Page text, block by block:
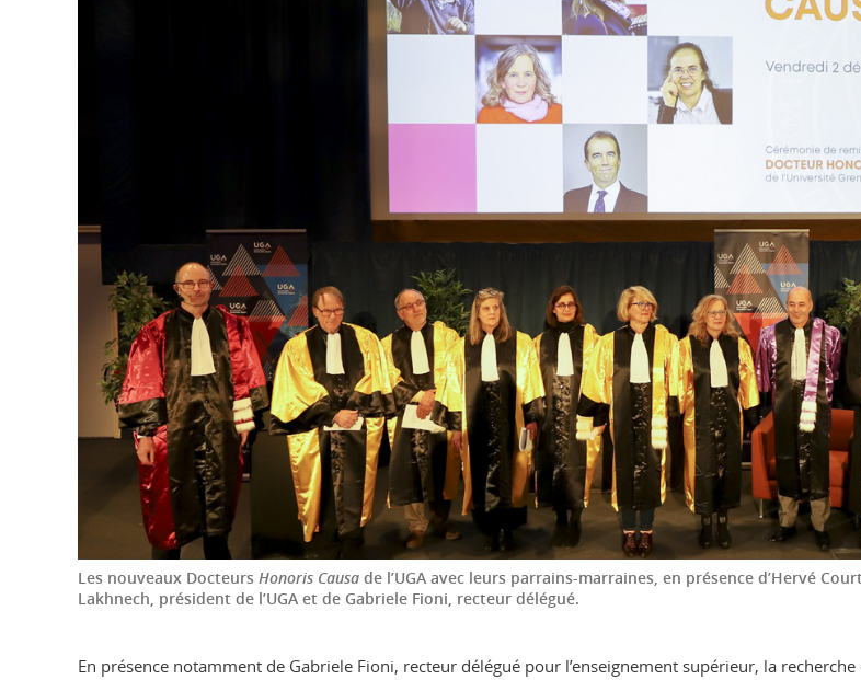
Les nouveaux Docteurs Honoris Causa de l’UGA avec leurs parrains-marraines, en présence d’Hervé
Lakhnech, président de l’UGA et de Gabriele Fioni, recteur délégué.
En présence notamment de Gabriele Fioni, recteur délégué pour l’enseignement supérieur, la